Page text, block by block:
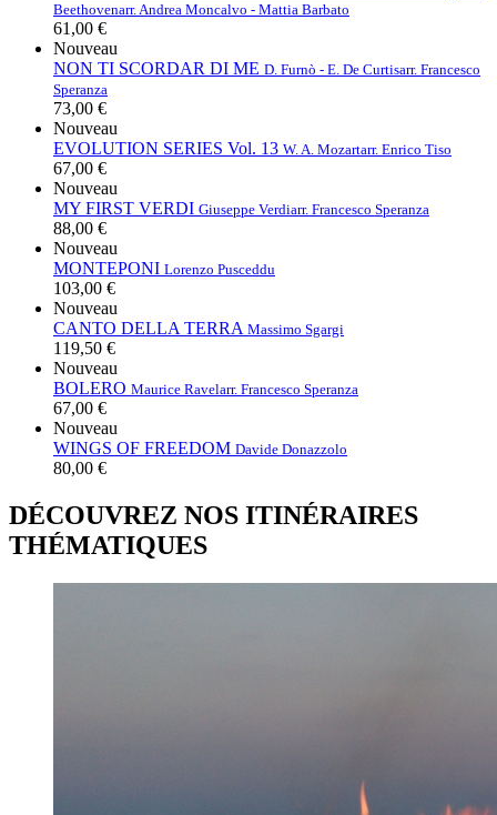
Beethovenarr. Andrea Moncalvo - Mattia Barbato
61,00 €
Nouveau
NON TI SCORDAR DI ME D. Furnò - E. De Curtisarr. Francesco
Speranza
73,00 €
Nouveau
EVOLUTION SERIES Vol. 13 W. A. Mozartarr. Enrico Tiso
67,00 €
Nouveau
MY FIRST VERDI Giuseppe Verdiarr. Francesco Speranza
88,00 €
Nouveau
MONTEPONI Lorenzo Pusceddu
103,00 €
Nouveau
CANTO DELLA TERRA Massimo Sgargi
119,50 €
Nouveau
BOLERO Maurice Ravelarr. Francesco Speranza
67,00 €
Nouveau
WINGS OF FREEDOM Davide Donazzolo
80,00 €
DÉCOUVREZ NOS ITINÉRAIRES
THÉMATIQUES